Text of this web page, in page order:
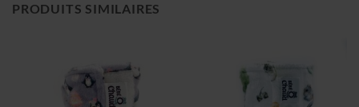
PRODUITS SIMILAIRES